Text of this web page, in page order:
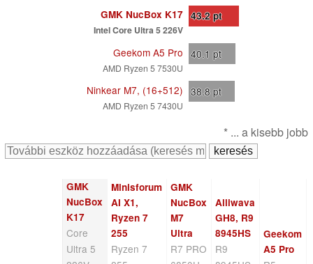
GMK NucBox K17
Intel Core Ultra 5 226V
43.2pt
Geekom A5 Pro
AMD Ryzen 5 7530U
40.1 pt
Ninkear M7, (16+512)
AMD Ryzen 5 7430U
38.8 pt
* ... a kisebb jobb
GMK
NucBox
K17
Core
Ultra 5
Minisforum
AI X1,
Ryzen 7
255
Ryzen 7
GMK
NucBox
M7
Ultra
R7 PRO
Alliwava
GH8, R9
8945HS
R9
Geekom
A5 Pro